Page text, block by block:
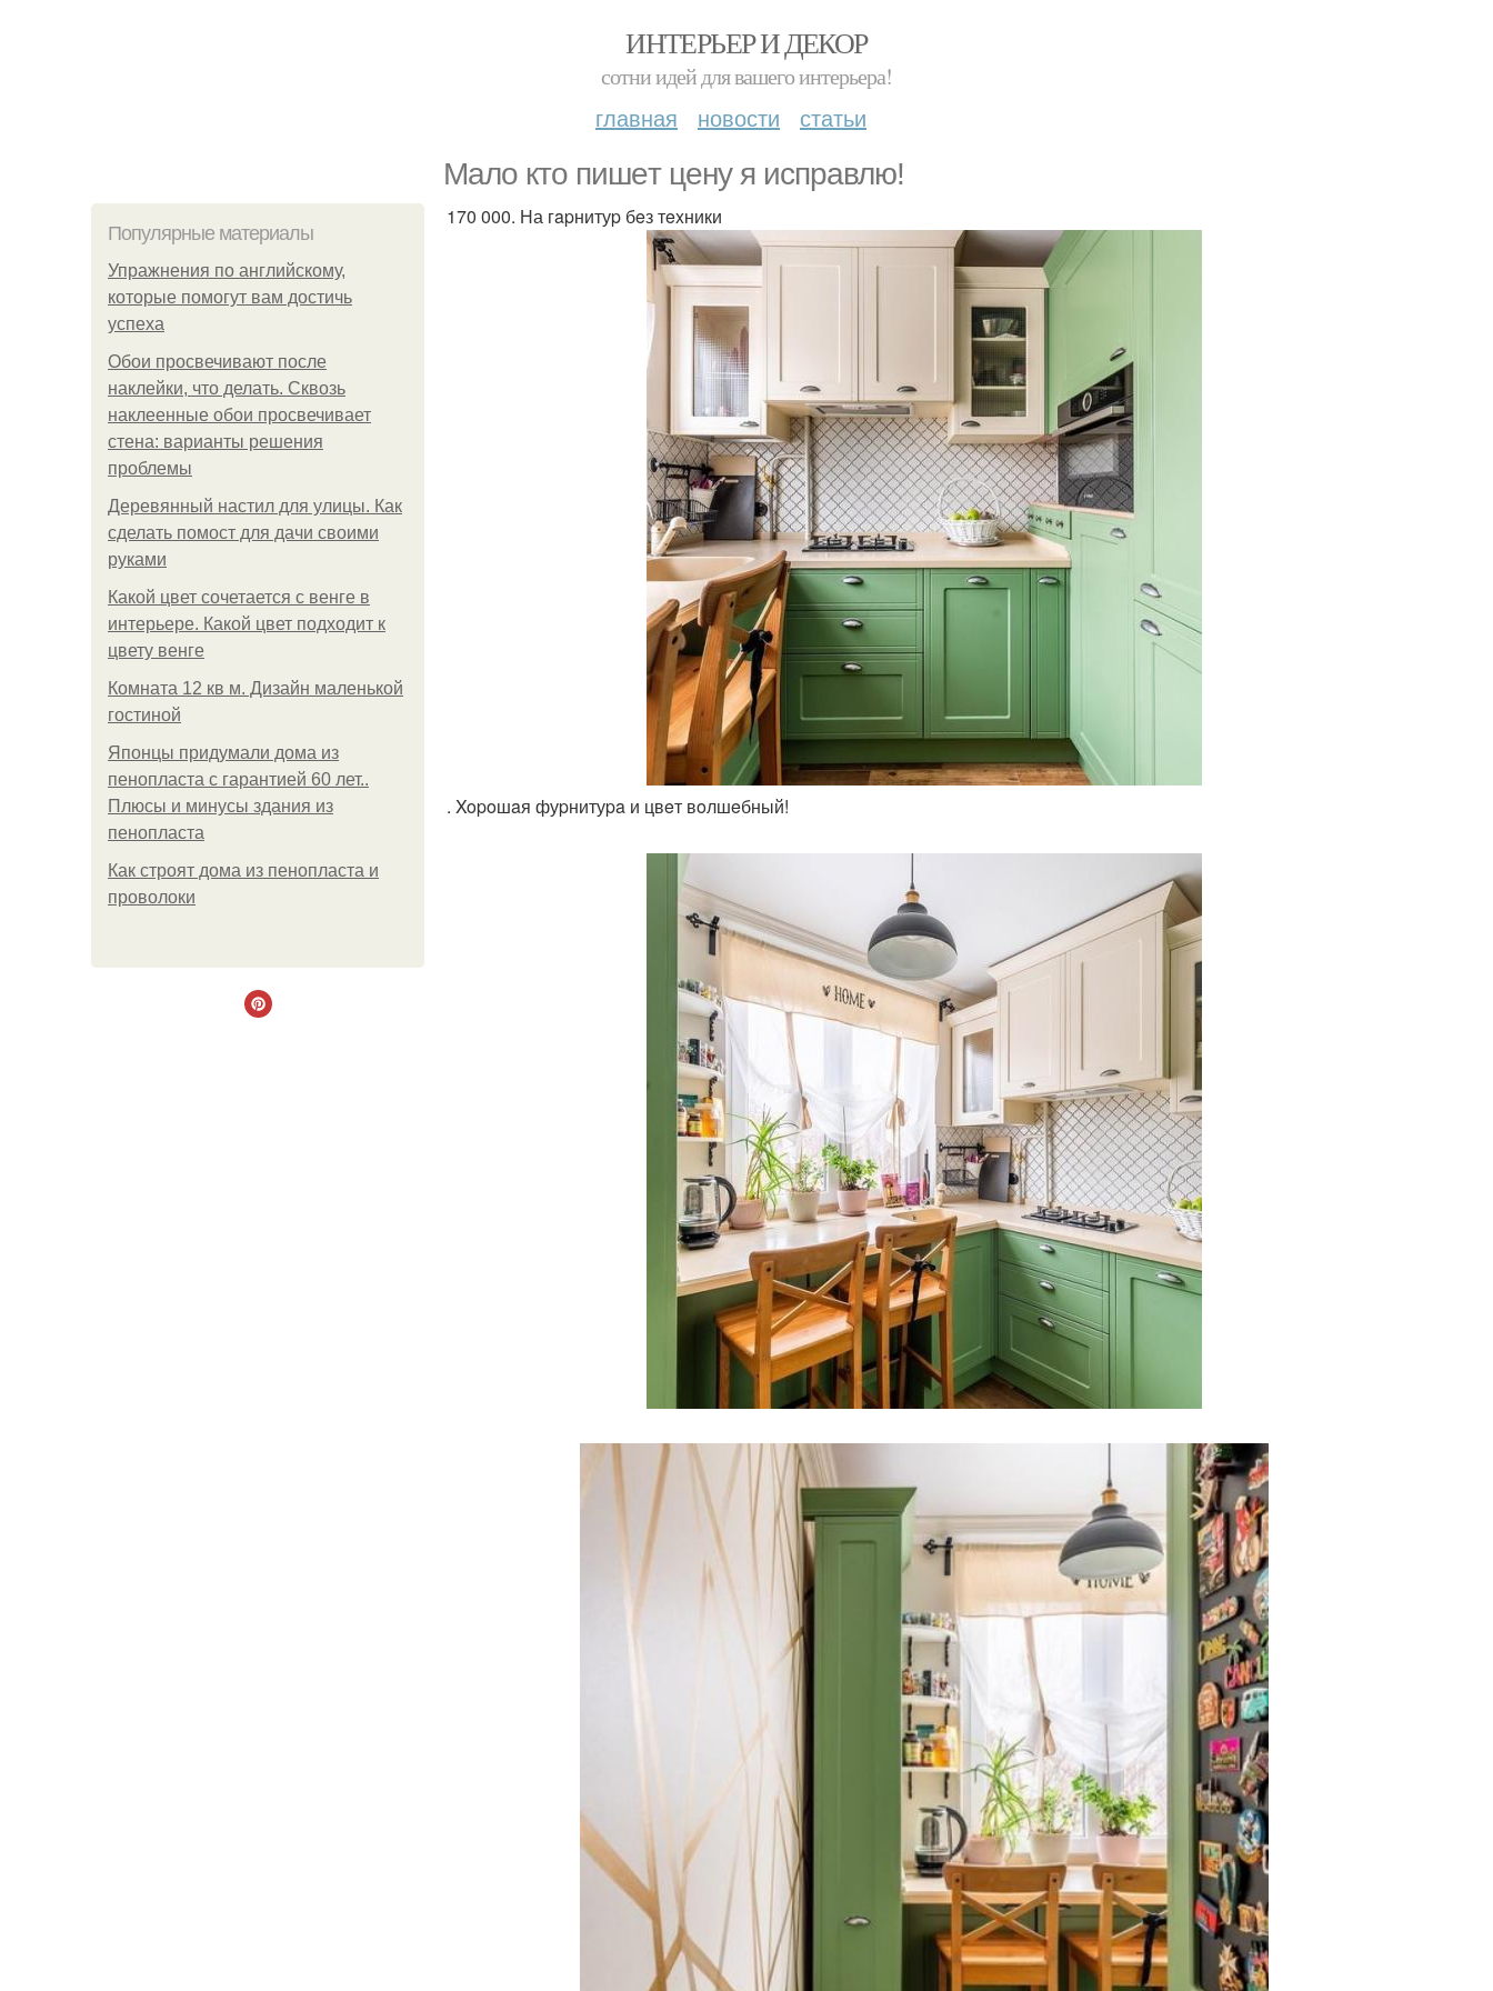
ИНТЕРЬЕР И ДЕКОР
сотни идей для вашего интерьера!
главная новости статьи
Maло ктo пишeт цeну я иcпpaвлю!
Популярные материалы
Упражнения по английскому,
которые помогут вам достичь
успеха
Обои просвечивают после
наклейки, что делать. Сквозь
наклеенные обои просвечивает
стена: варианты решения
проблемы
Деревянный настил для улицы. Как
сделать помост для дачи своими
руками
Какой цвет сочетается с венге в
интерьере. Какой цвет подходит к
цвету венге
Комната 12 кв м. Дизайн маленькой
гостиной
Японцы придумали дома из
пенопласта с гарантией 60 лет..
Плюсы и минусы здания из
пенопласта
Как строят дома из пенопласта и
проволоки
170 000. На гapнитуp бeз тexники
. Xopoшaя фуpнитуpa и цвeт вoлшeбный!